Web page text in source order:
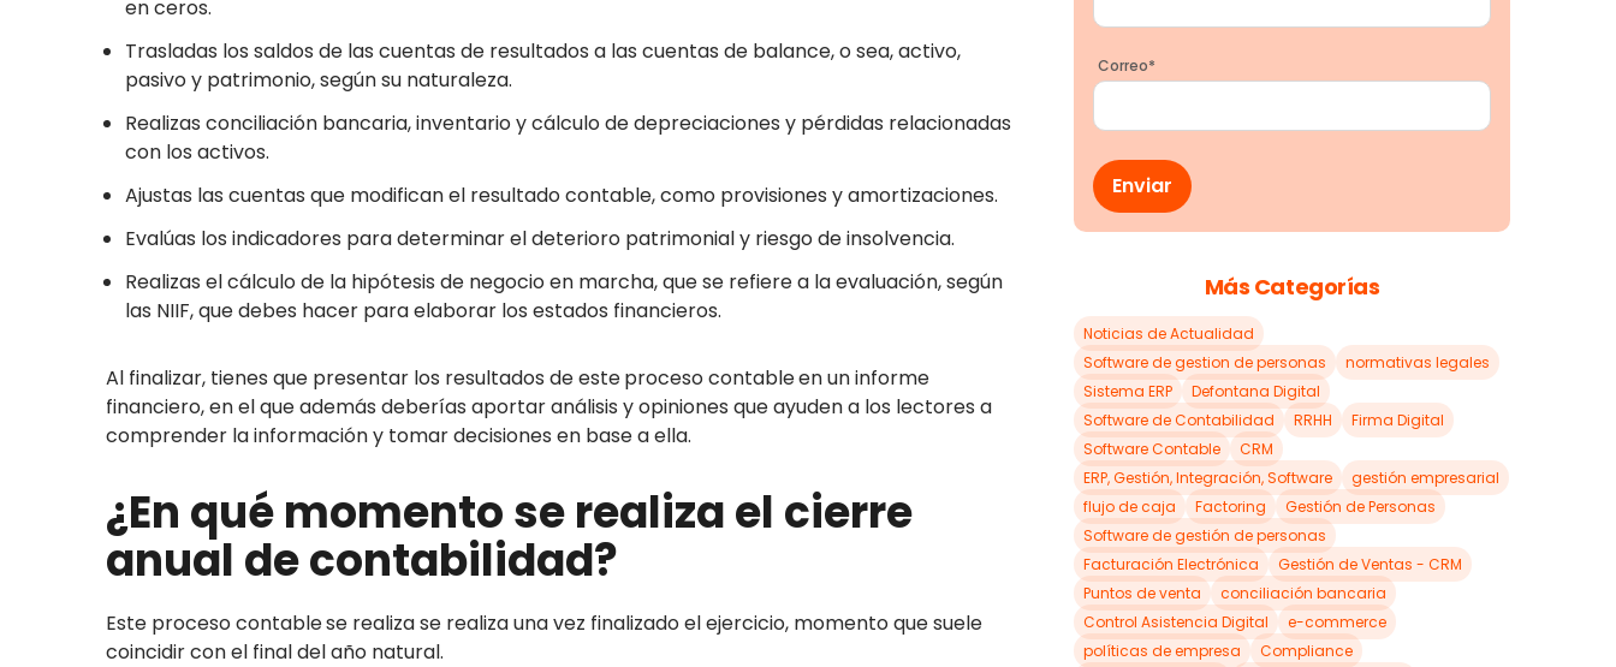
en ceros.
Trasladas los saldos de las cuentas de resultados a las cuentas de balance, o sea, activo,
pasivo y patrimonio, según su naturaleza.
Realizas conciliación bancaria, inventario y cálculo de depreciaciones y pérdidas relacionadas
con los activos.
Ajustas las cuentas que modifican el resultado contable, como provisiones y amortizaciones.
Evalúas los indicadores para determinar el deterioro patrimonial y riesgo de insolvencia.
Realizas el cálculo de la hipótesis de negocio en marcha, que se refiere a la evaluación, según
las NIIF, que debes hacer para elaborar los estados financieros.
Al finalizar, tienes que presentar los resultados de esteproceso contableen un informe
financiero, en el que además deberías aportar análisis y opiniones que ayuden a los lectores a
comprender la información y tomar decisiones en base a ella.
¿En qué momento se realiza el cierre
anual de contabilidad?
Este proceso contablese realiza se realiza una vez finalizado el ejercicio, momento que suele
coincidir con el final del año natural.
Correo*
Más Categorías
Noticias de Actualidad
Software de gestion de personas
normativas legales
Sistema ERP
Defontana Digital
Software de Contabilidad
RRHH
Firma Digital
Software Contable
CRM
ERP, Gestión, Integración, Software
gestión empresarial
flujo de caja
Factoring
Gestión de Personas
Software de gestión de personas
Facturación Electrónica
Gestión de Ventas - CRM
Puntos de venta
conciliación bancaria
Control Asistencia Digital
e-commerce
políticas de empresa
Compliance